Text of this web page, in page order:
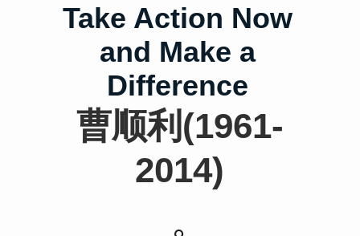
Take Action Now
and Make a
Difference
曹顺利(1961-
2014)